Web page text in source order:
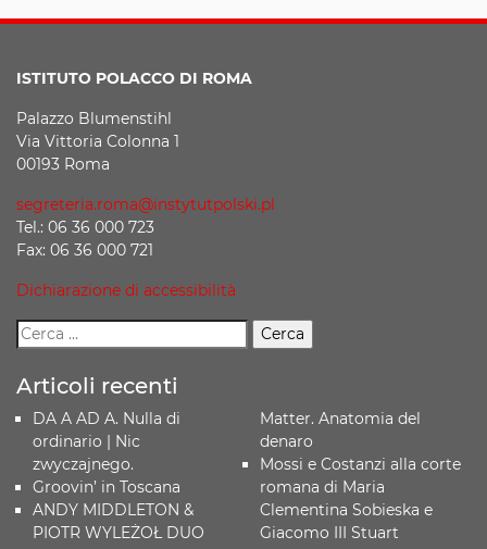
ISTITUTO POLACCO DI ROMA
Palazzo Blumenstihl
Via Vittoria Colonna 1
00193 Roma
segreteria.roma@instytutpolski.pl
Tel.: 06 36 000 723
Fax: 06 36 000 721
Dichiarazione di accessibilità
Articoli recenti
DA A AD A. Nulla di
ordinario | Nic
zwyczajnego.
Groovin’ in Toscana
ANDY MIDDLETON &
PIOTR WYLEŻOŁ DUO
Matter. Anatomia del
denaro
Mossi e Costanzi alla corte
romana di Maria
Clementina Sobieska e
Giacomo III Stuart